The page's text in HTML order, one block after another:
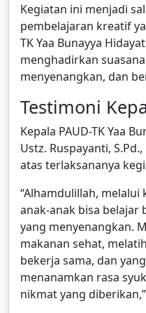
Kegiatan ini menjadi
pembelajaran kreatif
TK Yaa Bunayya
menghadirkan
menyenangkan, dan
Testimoni
Kepala PAUD-TK Yaa
Ustz. Ruspayanti,
atas terlaksananya
“Alhamdulillah, melalui
anak-anak bisa belajar
yang menyenangkan.
makanan sehat,
bekerja sama, dan
menanamkan rasa
nikmat yang